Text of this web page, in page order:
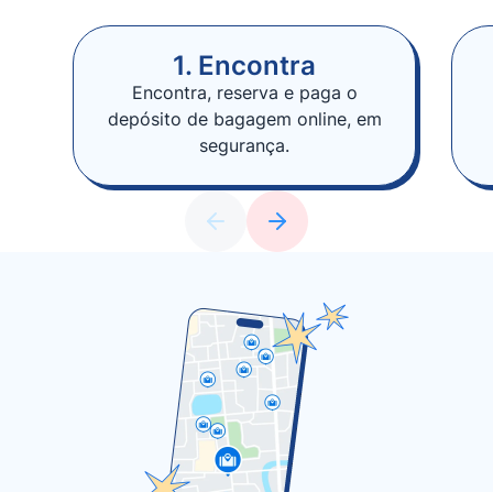
1. Encontra
Encontra, reserva e paga o
depósito de bagagem online, em
segurança.